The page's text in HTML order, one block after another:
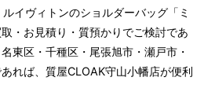
イヴィトンのショルダーバッグ「ミ
・お見積り・質預かりでご検討であ
東区・千種区・尾張旭市・瀬戸市・
れば、質屋CLOAK守山小幡店が便利